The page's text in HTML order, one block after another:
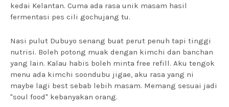
kedai Kelantan. Cuma ada rasa unik masam hasil
fermentasi pes cili gochujang tu.
Nasi pulut Dubuyo senang buat perut penuh tapi tinggi
nutrisi. Boleh potong muak dengan kimchi dan banchan
yang lain. Kalau habis boleh minta free refill. Aku tengok
menu ada kimchi soondubu jigae, aku rasa yang ni
maybe lagi best sebab lebih masam. Memang sesuai jadi
"soul food" kebanyakan orang.